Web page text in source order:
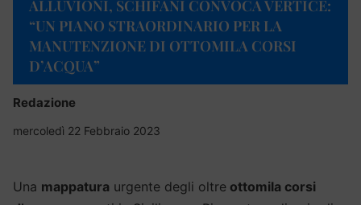
ALLUVIONI, SCHIFANI CONVOCA VERTICE:
“UN PIANO STRAORDINARIO PER LA
MANUTENZIONE DI OTTOMILA CORSI
D’ACQUA”
Redazione
mercoledì 22 Febbraio 2023
Una mappatura urgente degli oltre ottomila corsi